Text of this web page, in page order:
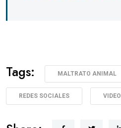
Tags: MALTRATO ANIMAL
REDES SOCIALES VIDEO